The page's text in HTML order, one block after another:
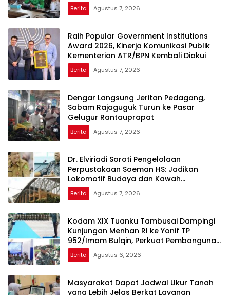
Berita Agustus 7, 2026
Raih Popular Government Institutions
Award 2026, Kinerja Komunikasi Publik
Kementerian ATR/BPN Kembali Diakui
Berita Agustus 7, 2026
Dengar Langsung Jeritan Pedagang,
Sabam Rajaguguk Turun ke Pasar
Gelugur Rantauprapat
Berita Agustus 7, 2026
Dr. Elviriadi Soroti Pengelolaan
Perpustakaan Soeman HS: Jadikan
Lokomotif Budaya dan Kawah
Candradimuka Intelektual
Berita Agustus 7, 2026
Kodam XIX Tuanku Tambusai Dampingi
Kunjungan Menhan RI ke Yonif TP
952/Imam Bulqin, Perkuat Pembangunan
Satuan
Berita Agustus 6, 2026
Masyarakat Dapat Jadwal Ukur Tanah
yang Lebih Jelas Berkat Layanan